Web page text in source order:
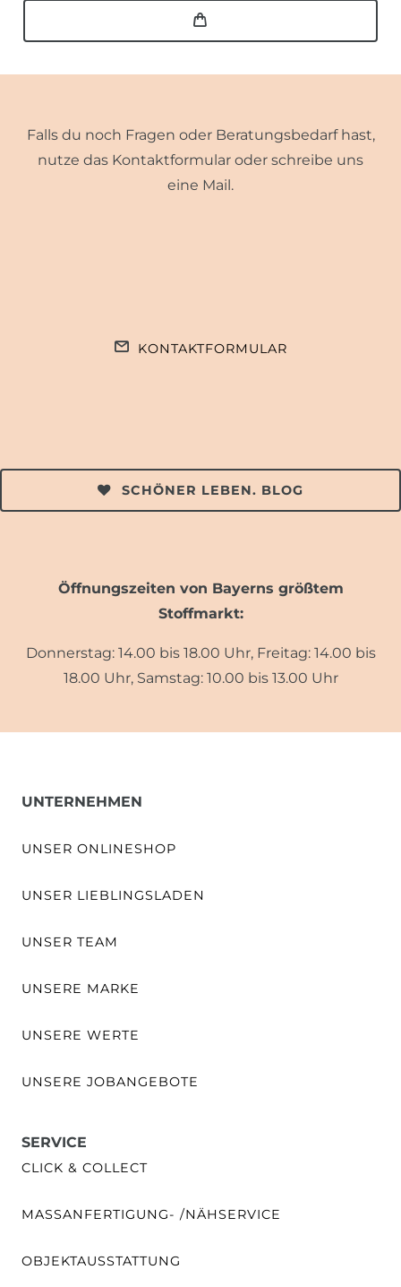
Falls du noch Fragen oder Beratungsbedarf hast,
nutze das Kontaktformular oder schreibe uns
eine Mail.
KONTAKTFORMULAR
SCHÖNER LEBEN. BLOG
Öffnungszeiten von Bayerns größtem
Stoffmarkt:
Donnerstag: 14.00 bis 18.00 Uhr, Freitag: 14.00 bis
18.00 Uhr, Samstag: 10.00 bis 13.00 Uhr
UNTERNEHMEN
UNSER ONLINESHOP
UNSER LIEBLINGSLADEN
UNSER TEAM
UNSERE MARKE
UNSERE WERTE
UNSERE JOBANGEBOTE
SERVICE
CLICK & COLLECT
MASSANFERTIGUNG- /NÄHSERVICE
OBJEKTAUSSTATTUNG